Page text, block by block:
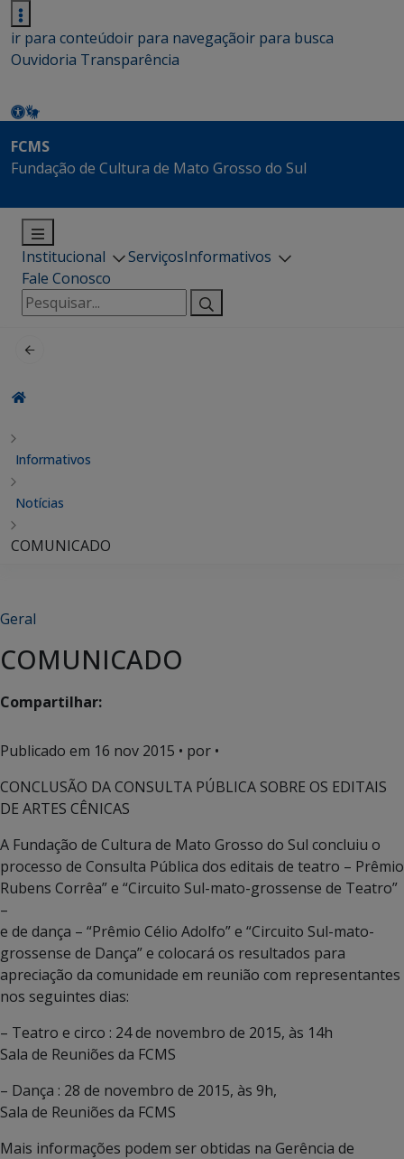
ir para conteúdoir para navegaçãoir para busca
Ouvidoria Transparência
FCMS
Fundação de Cultura de Mato Grosso do Sul
Institucional ServiçosInformativos
Fale Conosco
Pesquisar
por:
Informativos
Notícias
COMUNICADO
Geral
COMUNICADO
Compartilhar:
Publicado em 16 nov 2015 • por •
CONCLUSÃO DA CONSULTA PÚBLICA SOBRE OS EDITAIS
DE ARTES CÊNICAS
A Fundação de Cultura de Mato Grosso do Sul concluiu o
processo de Consulta Pública dos editais de teatro – Prêmio
Rubens Corrêa” e “Circuito Sul-mato-grossense de Teatro”
–
e de dança – “Prêmio Célio Adolfo” e “Circuito Sul-mato-
grossense de Dança” e colocará os resultados para
apreciação da comunidade em reunião com representantes
nos seguintes dias:
– Teatro e circo : 24 de novembro de 2015, às 14h
Sala de Reuniões da FCMS
– Dança : 28 de novembro de 2015, às 9h,
Sala de Reuniões da FCMS
Mais informações podem ser obtidas na Gerência de